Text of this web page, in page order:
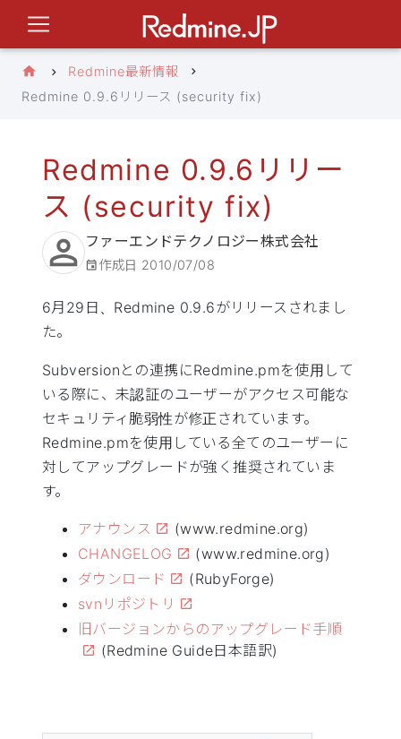
Redmine最新情報
Redmine 0.9.6リリース (security fix)
Redmine 0.9.6リリー
ス (security fix)
ファーエンドテクノロジー株式会社
作成日 2010/07/08
6月29日、Redmine 0.9.6がリリースされまし
た。
Subversionとの連携にRedmine.pmを使用して
いる際に、未認証のユーザーがアクセス可能な
セキュリティ脆弱性が修正されています。
Redmine.pmを使用している全てのユーザーに
対してアップグレードが強く推奨されていま
す。
アナウンス
(www.redmine.org)
CHANGELOG
(www.redmine.org)
ダウンロード
(RubyForge)
svnリポジトリ
旧バージョンからのアップグレード手順
(Redmine Guide日本語訳)